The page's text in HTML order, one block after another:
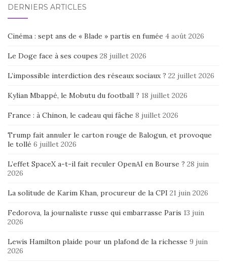
DERNIERS ARTICLES
Cinéma : sept ans de « Blade » partis en fumée 4 août 2026
Le Doge face à ses coupes 28 juillet 2026
L’impossible interdiction des réseaux sociaux ? 22 juillet 2026
Kylian Mbappé, le Mobutu du football ? 18 juillet 2026
France : à Chinon, le cadeau qui fâche 8 juillet 2026
Trump fait annuler le carton rouge de Balogun, et provoque
le tollé 6 juillet 2026
L’effet SpaceX a-t-il fait reculer OpenAI en Bourse ? 28 juin
2026
La solitude de Karim Khan, procureur de la CPI 21 juin 2026
Fedorova, la journaliste russe qui embarrasse Paris 13 juin
2026
Lewis Hamilton plaide pour un plafond de la richesse 9 juin
2026